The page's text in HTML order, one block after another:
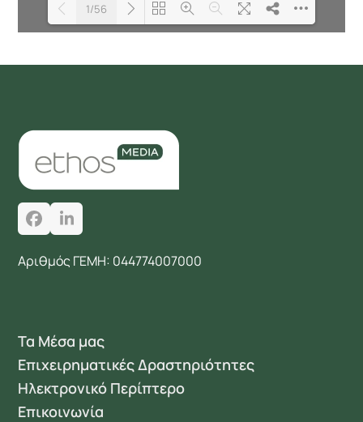
1/56
Facebook
LinkedIn
Αριθμός ΓΕΜΗ: 044774007000
Τα Μέσα μας
Επιχειρηματικές Δραστηριότητες
Ηλεκτρονικό Περίπτερο
Επικοινωνία